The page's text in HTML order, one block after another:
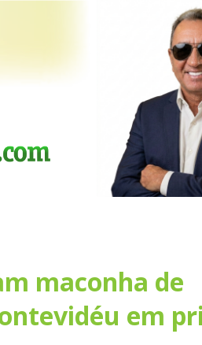
maconha de
em